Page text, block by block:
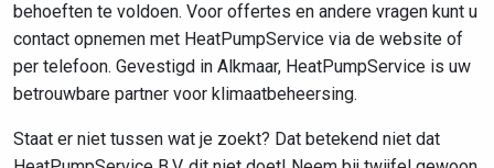
behoeften te voldoen. Voor offertes en andere vragen kunt u
contact opnemen met HeatPumpService via de website of
per telefoon. Gevestigd in Alkmaar, HeatPumpService is uw
betrouwbare partner voor klimaatbeheersing.
Staat er niet tussen wat je zoekt? Dat betekend niet dat